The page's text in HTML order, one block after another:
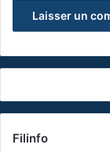
Filinfo